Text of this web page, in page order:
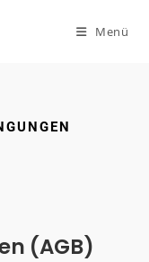
Menü
(AGB)